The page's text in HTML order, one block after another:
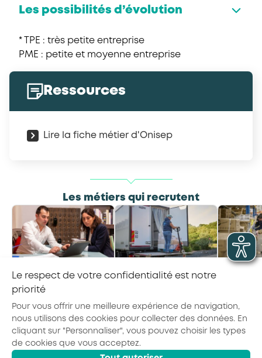
Les possibilités d’évolution
* TPE : très petite entreprise
PME : petite et moyenne entreprise
Ressources
Lire la fiche métier d'Onisep
Les métiers qui recrutent
Responsable des
Conducteur·rice de
Le respect de votre confidentialité est notre
priorité
Pour vous offrir une meilleure expérience de navigation,
nous utilisons des cookies pour collecter des données. En
cliquant sur "Personnaliser", vous pouvez choisir les types
de cookies que vous acceptez.